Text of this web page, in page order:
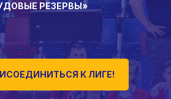
РЕЗЕРВЫ»
К ЛИГЕ!